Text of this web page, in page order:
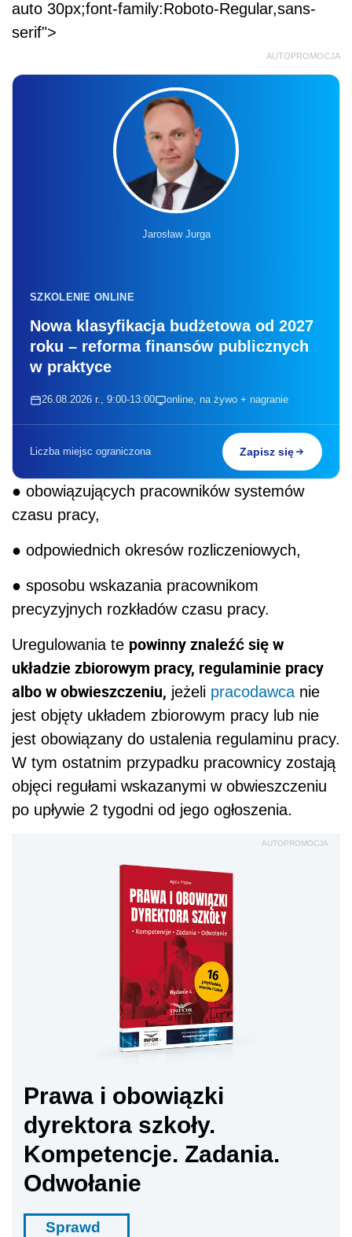
auto 30px;font-family:Roboto-Regular,sans-
serif">
AUTOPROMOCJA
Jarosław Jurga
SZKOLENIE ONLINE
Nowa klasyfikacja budżetowa od 2027
roku – reforma finansów publicznych
w praktyce
26.08.2026 r., 9:00-13:00 online, na żywo + nagranie
Liczba miejsc ograniczona Zapisz się
● obowiązujących pracowników systemów
czasu pracy,
● odpowiednich okresów rozliczeniowych,
● sposobu wskazania pracownikom
precyzyjnych rozkładów czasu pracy.
Uregulowania te powinny znaleźć się w
układzie zbiorowym pracy, regulaminie pracy
albo w obwieszczeniu, jeżeli pracodawca nie
jest objęty układem zbiorowym pracy lub nie
jest obowiązany do ustalenia regulaminu pracy.
W tym ostatnim przypadku pracownicy zostają
objęci regułami wskazanymi w obwieszczeniu
po upływie 2 tygodni od jego ogłoszenia.
AUTOPROMOCJA
Prawa i obowiązki
dyrektora szkoły.
Kompetencje. Zadania.
Odwołanie
Sprawd